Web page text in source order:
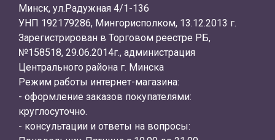
Минск, ул.Радужная 4/1-136
УНП 192179286, Мингорисполком, 13.12.2013 г.
Зарегистрирован в Торговом реестре РБ,
№158518, 29.06.2014г., администрация
Центрального района г. Минска
Режим работы интернет-магазина:
- оформление заказов покупателями:
круглосуточно.
- консультации и ответы на вопросы: